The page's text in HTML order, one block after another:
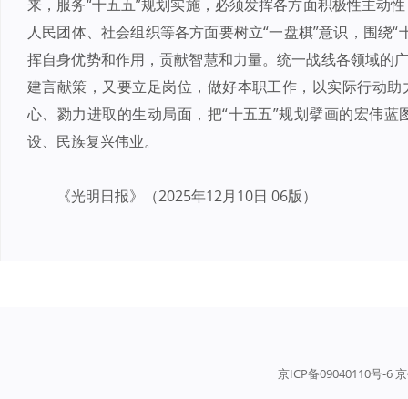
来，服务“十五五”规划实施，必须发挥各方面积极性主动
人民团体、社会组织等各方面要树立“一盘棋”意识，围绕
挥自身优势和作用，贡献智慧和力量。统一战线各领域的
建言献策，又要立足岗位，做好本职工作，以实际行动
心、勠力进取的生动局面，把“十五五”规划擘画的宏伟
设、民族复兴伟业。
《光明日报》（2025年12月10日 06版）
京ICP备09040110号-6